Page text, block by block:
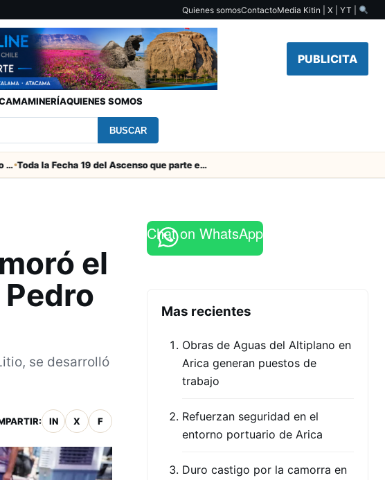
Quienes somosContactoMedia Kitin | X | YT |
PUBLICITA
MINERÍAQUIENES SOMOS
BUSCAR
Toda la Fecha 19 del Ascenso que parte este viernes
el
se desarrolló
IN X F
Chat on WhatsApp
Mas recientes
Obras de Aguas del Altiplano en
Arica generan puestos de
trabajo
Refuerzan seguridad en el
entorno portuario de Arica
Duro castigo por la camorra en